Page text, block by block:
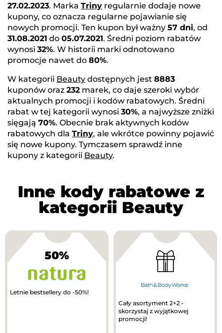
27.02.2023. Marka Triny regularnie dodaje nowe
kupony, co oznacza regularne pojawianie się
nowych promocji. Ten kupon był ważny 57 dni, od
31.08.2021 do 05.07.2021. Średni poziom rabatów
wynosi 32%. W historii marki odnotowano
promocje nawet do 80%.
W kategorii Beauty dostępnych jest 8883
kuponów oraz 232 marek, co daje szeroki wybór
aktualnych promocji i kodów rabatowych. Średni
rabat w tej kategorii wynosi 30%, a najwyższe zniżki
sięgają 70%. Obecnie brak aktywnych kodów
rabatowych dla Triny, ale wkrótce powinny pojawić
się nowe kupony. Tymczasem sprawdź inne
kupony z kategorii Beauty.
Inne kody rabatowe z
kategorii Beauty
50%
Letnie bestsellery do -50%!
Cały asortyment 2+2 -
skorzystaj z wyjątkowej
promocji!